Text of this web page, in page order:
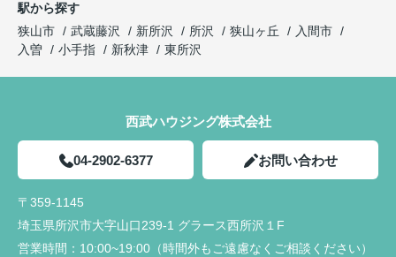
駅から探す
狭山市
武蔵藤沢 新所沢 所沢 狭山ヶ丘
入間市
入曽
小手指 新秋津 東所沢
西武ハウジング株式会社
04-2902-6377 お問い合わせ
〒359-1145
埼玉県所沢市大字山口239-1 グラース西所沢１F
営業時間： 10:00~19:00（時間外もご遠慮なくご相談ください）